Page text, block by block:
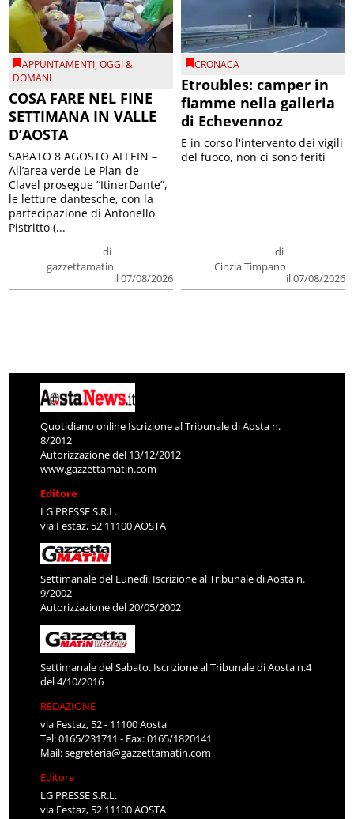
APPUNTAMENTI,OGGI &
DOMANI
COSA FARE NEL FINE
SETTIMANA IN VALLE
D’AOSTA
di
gazzettamatin
il 07/08/2026
SABATO 8 AGOSTO ALLEIN –
All’area verde Le Plan-de-
Clavel prosegue “ItinerDante”,
le letture dantesche, con la
partecipazione di Antonello
Pistritto (...
CRONACA
Etroubles: camper in
fiamme nella galleria
di Echevennoz
di
Cinzia Timpano
il 07/08/2026
E in corso l'intervento dei vigili
del fuoco, non ci sono feriti
Quotidiano online Iscrizione al Tribunale di Aosta n.
8/2012
Autorizzazione del 13/12/2012
www.gazzettamatin.com
Editore
LG PRESSE S.R.L.
via Festaz, 52 11100 AOSTA
Settimanale del Lunedì. Iscrizione al Tribunale di Aosta n.
9/2002
Autorizzazione del 20/05/2002
Settimanale del Sabato. Iscrizione al Tribunale di Aosta n.4
del 4/10/2016
REDAZIONE
via Festaz, 52 - 11100 Aosta
Tel: 0165/231711 - Fax: 0165/1820141
Mail:segreteria@gazzettamatin.com
Editore
LG PRESSE S.R.L.
via Festaz, 52 11100 AOSTA